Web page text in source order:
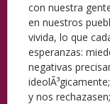
con nuestra
en nuestros
vivida, lo que
esperanzas:
negativas
y nos